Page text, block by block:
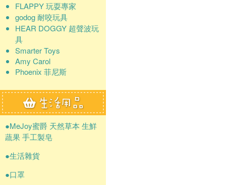
FLAPPY 玩耍專家
godog 耐咬玩具
HEAR DOGGY 超聲波玩
具
Smarter Toys
Amy Carol
Phoenix 菲尼斯
●MeJoy蜜爵 天然草本 生鮮
蔬果 手工製皂
●生活雜貨
●口罩